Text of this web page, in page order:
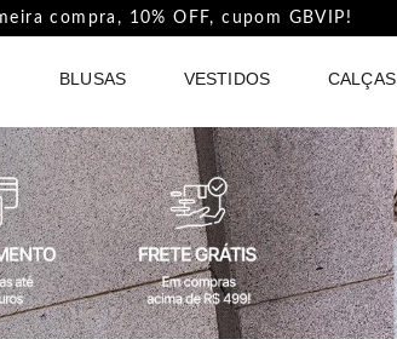
compra, 10% OFF, cupom GBVIP!
BLUSAS VESTIDOS CALÇAS